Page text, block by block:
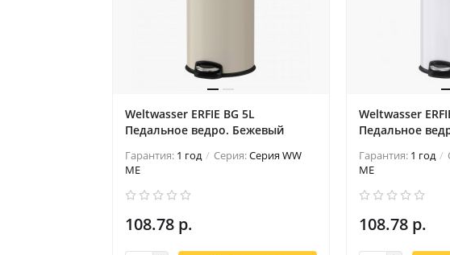
Weltwasser ERFIE BG 5L
Педальное ведро. Бежевый
Гарантия: 1 год Серия:Серия WW
ME
108.78 р.
Weltwasser
Педальное
Гарантия: 1 год
ME
108.78 р.